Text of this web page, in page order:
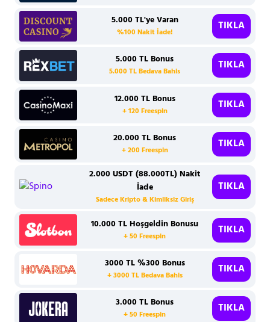
5.000 TL'ye Varan
%100 Nakit İade! TIKLA
5.000 TL Bonus
5.000 TL Bedava Bahis TIKLA
12.000 TL Bonus
+ 120 Freespin TIKLA
20.000 TL Bonus
+ 200 Freespin TIKLA
2.000 USDT (88.000TL) Nakit
İade
Sadece Kripto & Kimliksiz Giriş
TIKLA
10.000 TL Hoşgeldin Bonusu
+ 50 Freespin TIKLA
3000 TL %300 Bonus
+ 3000 TL Bedava Bahis TIKLA
3.000 TL Bonus
+ 50 Freespin TIKLA